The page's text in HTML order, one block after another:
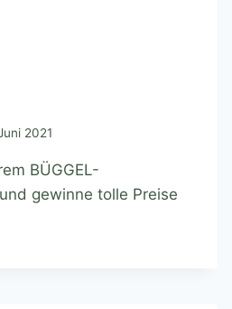
2021
BÜGGEL-
gewinne tolle Preise